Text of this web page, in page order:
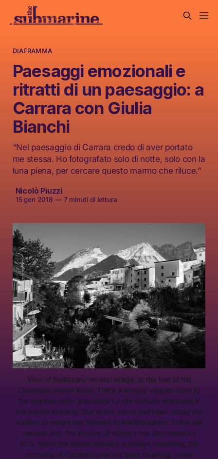
DIAFRAMMA
Paesaggi emozionali e
ritratti di un paesaggio: a
Carrara con Giulia
Bianchi
“Nel paesaggio di Carrara credo di aver portato
me stessa. Ho fotografato solo di notte, solo con la
luna piena, per cercare questo marmo che riluce.”
Nicolò Piuzzi
15 gen 2018 —7 minuti di lettura
View of Bedizzano miners’ village, at the feet of the
Colonnata marble basin. There are many villages close to
the quarries, once populated by the workers employed in
the marble industry. Due to the use of machines, today the
number of miners has lowered to few thousands. In the last
decade only, the amount of workers has decreased by
30%. While the marble industry is always flourishing, the
economy of Carrara’s area has been crushing: textile